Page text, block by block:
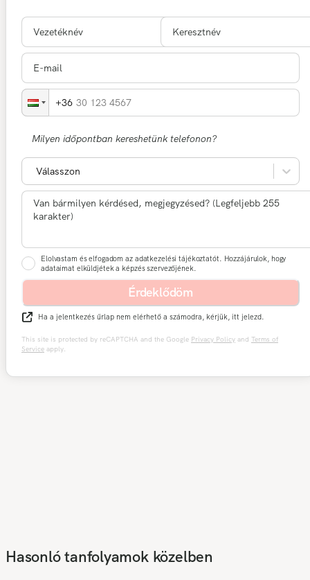
30 123 4567
Milyen időpontban kereshetünk telefonon?
Válasszon
Elolvastam és elfogadom az adatkezelési tájékoztatót. Hozzájárulok, hogy
adataimat elküldjétek a képzés szervezőjének.
Érdeklődöm
Ha a jelentkezés űrlap nem elérhető a számodra, kérjük, itt jelezd.
This site is protected by reCAPTCHA and the Google Privacy Policy and Terms of
Service apply.
Hasonló tanfolyamok közelben